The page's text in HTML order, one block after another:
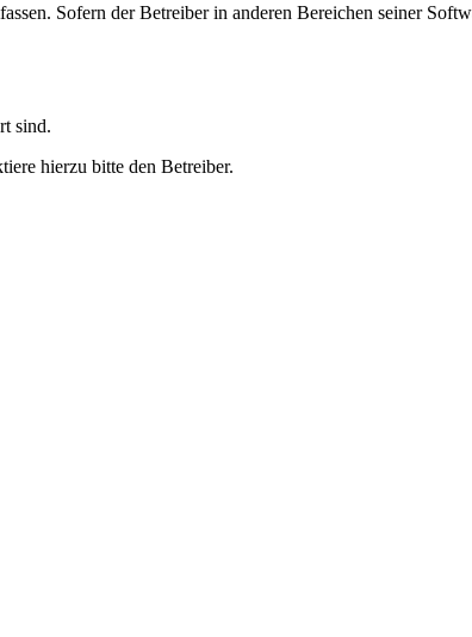
Sofern der Betreiber in anderen Bereichen seiner
sind.
hierzu bitte den Betreiber.